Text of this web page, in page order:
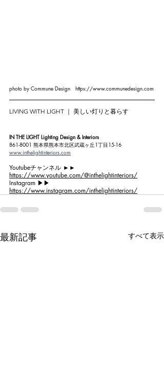
photo by Commune Design　https://www.communedesign.com
LIVING WITH LIGHT ｜ 美しい灯りと暮らす
IN THE LIGHT Lighting Design & Interiors
861-8001 熊本県熊本市北区武蔵ヶ丘1丁目15-16
www.inthelightinteriors.com
Youtubeチャンネル ►►
https://www.youtube.com/@inthelightinteriors/
Instagram ▶︎▶︎
https://www.instagram.com/inthelightinteriors/
最新記事 すべて表示